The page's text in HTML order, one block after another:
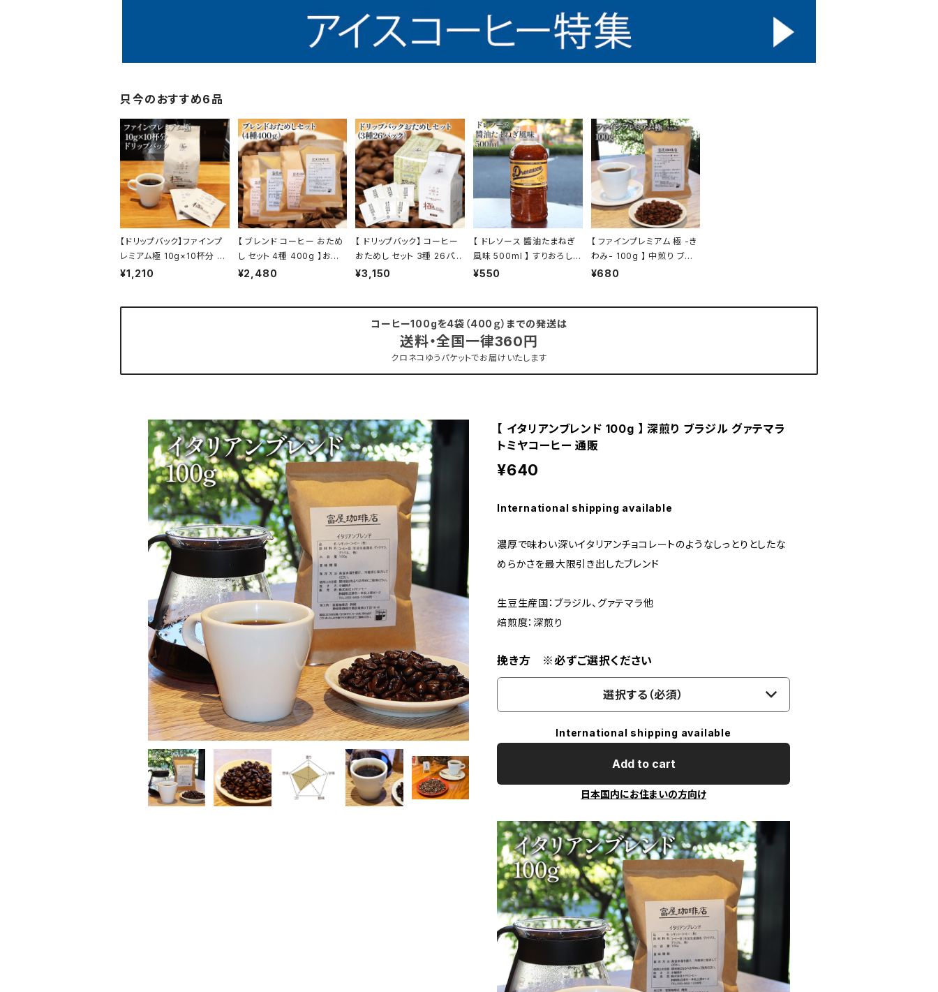
只今のおすすめ6品
【ドリップバック】ファインプ
レミアム極 10g×10杯分 甘
く華やかな香りとコク トミヤ
¥1,210
【 ブレンド コーヒー おため
し セット 4種 400g 】お試
し セット 飲み比べ コーヒー
¥2,480
【 ドリップバック】 コーヒー
おためし セット 3種 26パッ
ク お試し セット 飲み比べ
¥3,150
【 ドレソース 醬油たまねぎ
風味 500ml 】 すりおろし
玉ねぎ サラダ 肉料理 ドレッ
¥550
【 ファインプレミアム 極 -き
わみ- 100g 】 中煎り ブレ
ンド ブラジル エチオピア他
¥680
コーヒー100gを4袋（400ｇ）までの発送は
送料・全国一律360円
クロネコゆうパケットでお届けいたします
【 イタリアンブレンド 100g 】 深煎り ブラジル グァテマラ
トミヤコーヒー 通販
¥640
International shipping available
濃厚で味わい深いイタリアンチョコレートのようなしっとりとしたな
めらかさを最大限引き出したブレンド
生豆生産国：ブラジル、グァテマラ他
焙煎度：深煎り
挽き方 ※必ずご選択ください
選択する（必須）
International shipping available
Add to cart
日本国内にお住まいの方向け